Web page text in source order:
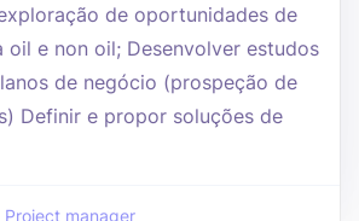
de oportunidades de
oil e non oil; Desenvolver estudos
de negócio (prospeção de
Definir e propor soluções de
Project manager